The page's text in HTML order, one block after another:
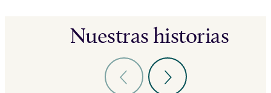
Nuestras historias